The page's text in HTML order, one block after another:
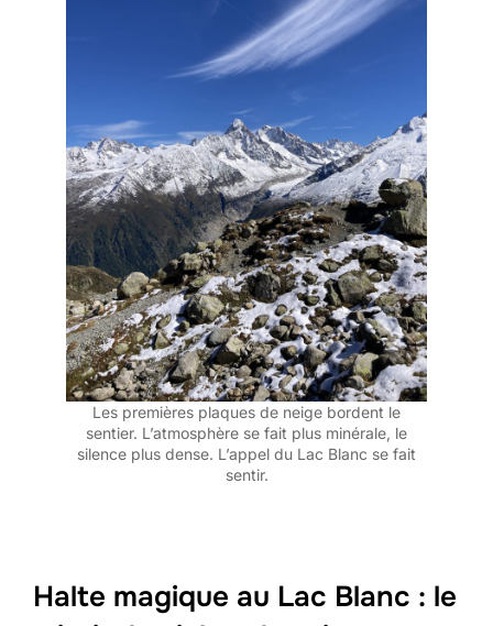
Les premières plaques de neige bordent le
sentier. L’atmosphère se fait plus minérale, le
silence plus dense. L’appel du Lac Blanc se fait
sentir.
Halte magique au Lac Blanc : le